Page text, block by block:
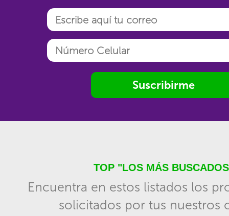
Suscribirme
TOP "LOS MÁS
Encuentra en estos listados los
solicitados por tus nuestros